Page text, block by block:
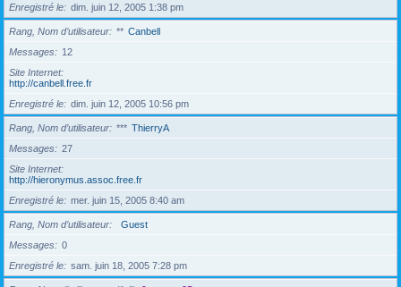
Enregistré le
dim. juin 12, 2005 1:38 pm
Rang, Nom d’utilisateur ** Canbell
Messages
12
Site Internet
http://canbell.free.fr
Enregistré le
dim. juin 12, 2005 10:56 pm
Rang, Nom d’utilisateur *** ThierryA
Messages
27
Site Internet
http://hieronymus.assoc.free.fr
Enregistré le
mer. juin 15, 2005 8:40 am
Rang, Nom d’utilisateur
Guest
Messages
0
Enregistré le
sam. juin 18, 2005 7:28 pm